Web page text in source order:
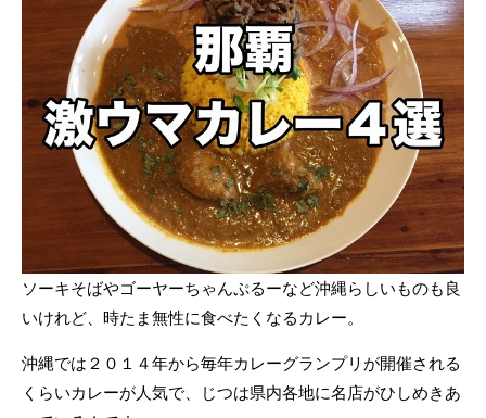
ソーキそばやゴーヤーちゃんぷるーなど沖縄らしいものも良
いけれど、時たま無性に食べたくなるカレー。
沖縄では２０１４年から毎年カレーグランプリが開催される
くらいカレーが人気で、じつは県内各地に名店がひしめきあ